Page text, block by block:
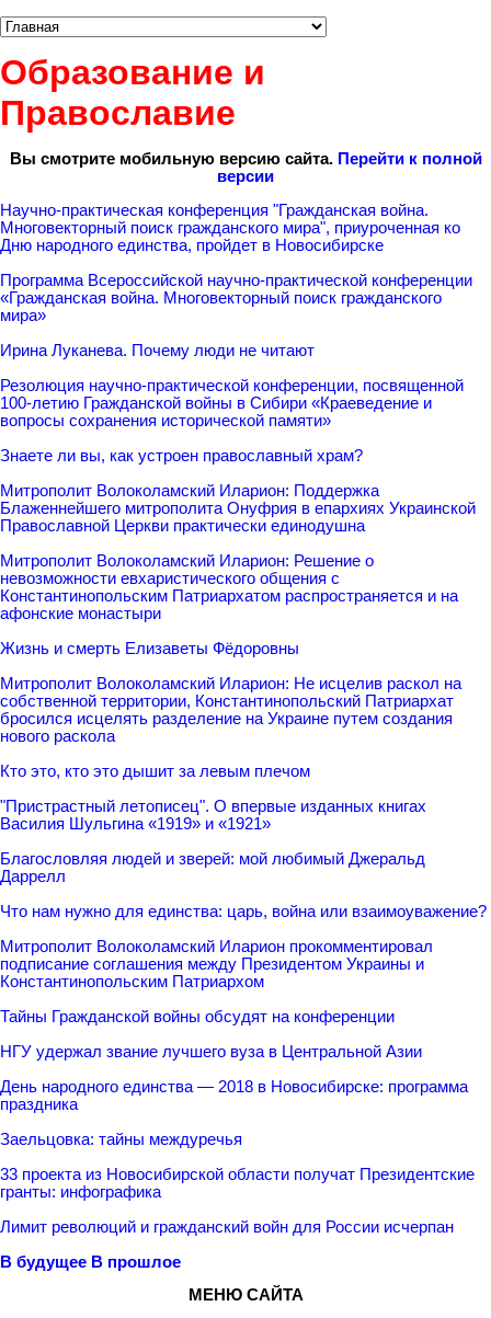
Образование и
Православие
Вы смотрите мобильную версию сайта. Перейти к полной
версии
Научно-практическая конференция "Гражданская война.
Многовекторный поиск гражданского мира", приуроченная ко
Дню народного единства, пройдет в Новосибирске
Программа Всероссийской научно-практической конференции
«Гражданская война. Многовекторный поиск гражданского
мира»
Ирина Луканева. Почему люди не читают
Резолюция научно-практической конференции, посвященной
100-летию Гражданской войны в Сибири «Краеведение и
вопросы сохранения исторической памяти»
Знаете ли вы, как устроен православный храм?
Митрополит Волоколамский Иларион: Поддержка
Блаженнейшего митрополита Онуфрия в епархиях Украинской
Православной Церкви практически единодушна
Митрополит Волоколамский Иларион: Решение о
невозможности евхаристического общения с
Константинопольским Патриархатом распространяется и на
афонские монастыри
Жизнь и смерть Елизаветы Фёдоровны
Митрополит Волоколамский Иларион: Не исцелив раскол на
собственной территории, Константинопольский Патриархат
бросился исцелять разделение на Украине путем создания
нового раскола
Кто это, кто это дышит за левым плечом
"Пристрастный летописец". О впервые изданных книгах
Василия Шульгина «1919» и «1921»
Благословляя людей и зверей: мой любимый Джеральд
Даррелл
Что нам нужно для единства: царь, война или взаимоуважение?
Митрополит Волоколамский Иларион прокомментировал
подписание соглашения между Президентом Украины и
Константинопольским Патриархом
Тайны Гражданской войны обсудят на конференции
НГУ удержал звание лучшего вуза в Центральной Азии
День народного единства — 2018 в Новосибирске: программа
праздника
Заельцовка: тайны междуречья
33 проекта из Новосибирской области получат Президентские
гранты: инфографика
Лимит революций и гражданский войн для России исчерпан
В будущее В прошлое
МЕНЮ САЙТА